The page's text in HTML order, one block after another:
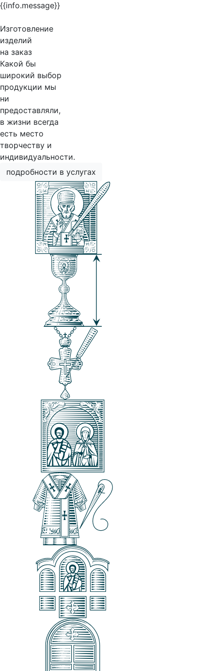
{{info.message}}
Изготовление
изделий
на заказ
Какой бы
широкий выбор
продукции мы
ни
предоставляли,
в жизни всегда
есть место
творчеству и
индивидуальности.
подробности в услугах